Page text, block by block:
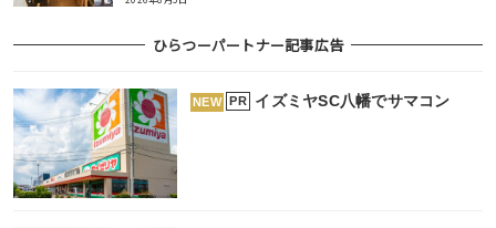
ひらつーパートナー記事広告
NEW PR イズミヤSC八幡でサマコン